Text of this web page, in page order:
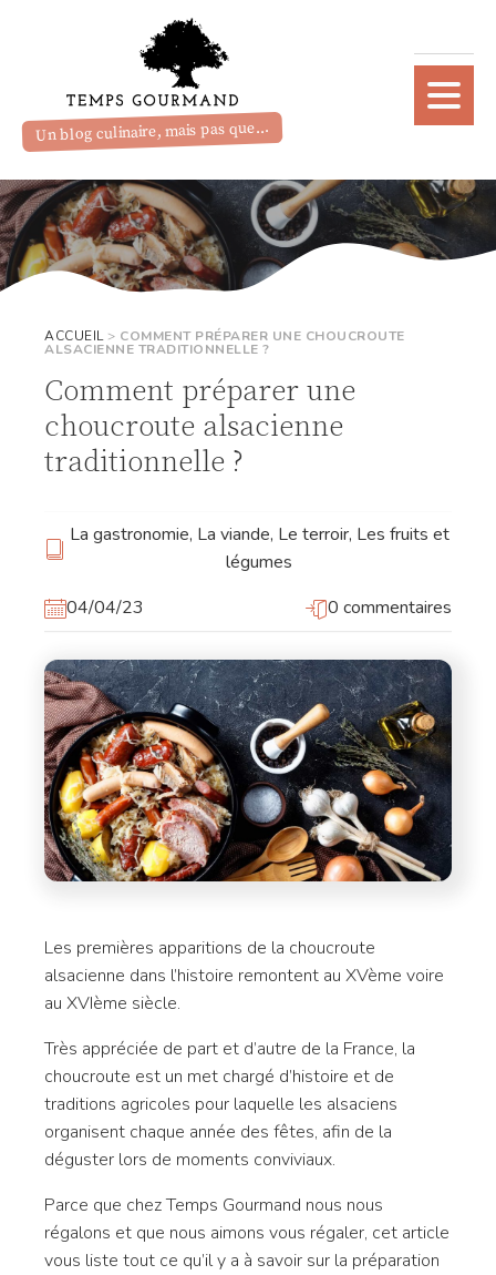
Un blog culinaire, mais pas que...
ACCUEIL> COMMENT PRÉPARER UNE CHOUCROUTE
ALSACIENNE TRADITIONNELLE ?
Comment préparer une
choucroute alsacienne
traditionnelle ?
La gastronomie, La viande, Le terroir, Les fruits et
légumes
04/04/23
0 commentaires
Les premières apparitions de la choucroute
alsacienne dans l’histoire remontent au XVème voire
au XVIème siècle.
Très appréciée de part et d’autre de la France, la
choucroute est un met chargé d’histoire et de
traditions agricoles pour laquelle les alsaciens
organisent chaque année des fêtes, afin de la
déguster lors de moments conviviaux.
Parce que chez Temps Gourmand nous nous
régalons et que nous aimons vous régaler, cet article
vous liste tout ce qu’il y a à savoir sur la préparation